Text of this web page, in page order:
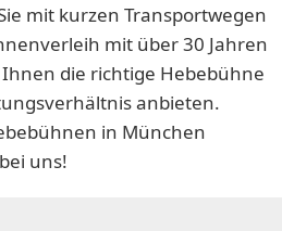
mit kurzen Transportwegen
mit über 30 Jahren
die richtige Hebebühne
anbieten.
in München
uns!